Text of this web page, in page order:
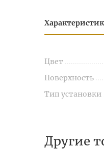
Цвет
Поверхность
Тип установки
Другие